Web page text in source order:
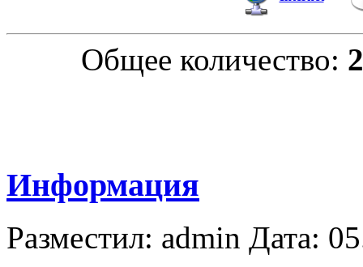
Общее количество:
Информация
Разместил: admin Дата: